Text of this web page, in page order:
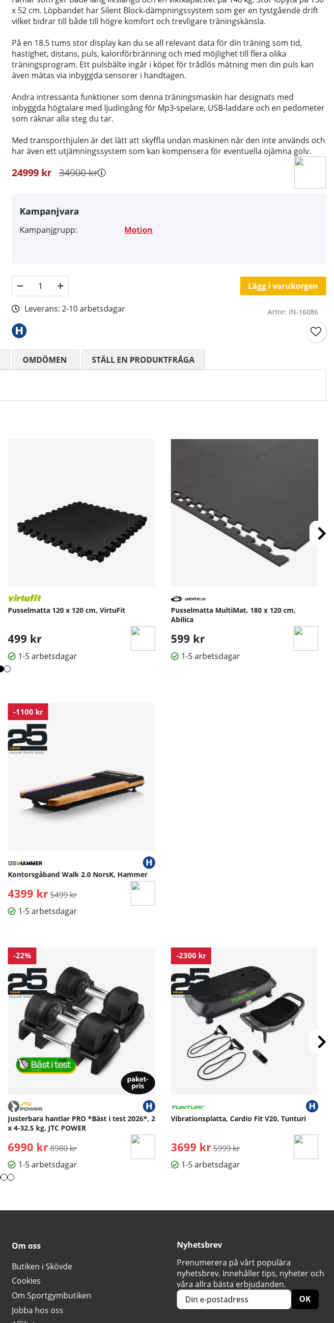
x 52 cm. Löpbandet har Silent Block-dämpningssystem som ger en tystgående drift
vilket bidrar till både till högre komfort och trevligare träningskänsla.
På en 18.5 tums stor display kan du se all relevant data för din träning som tid,
hastighet, distans, puls, kaloriförbränning och med möjlighet till flera olika
träningsprogram. Ett pulsbälte ingår i köpet för trådlös mätning men din puls kan
även mätas via inbyggda sensorer i handtagen.
Andra intressanta funktioner som denna träningsmaskin har designats med
inbyggda högtalare med ljudingång för Mp3-spelare, USB-laddare och en pedometer
som räknar alla steg du tar.
Med transporthjulen är det lätt att skyffla undan maskinen när den inte används och
har även ett utjämningssystem som kan kompensera för eventuella ojämna golv.
34900kr
24999 kr
Kampanjvara
Kampanjgrupp: Motion
Lägg i varukorgen
Leverans: 2-10 arbetsdagar Artnr: IN-16086
OMDÖMEN MEDELBETYG 0 AV 5 ANTAL BETYG 0
STÄLL EN PRODUKTFRÅGA
Pusselmatta 120 x 120 cm, VirtuFit
499 kr
1-5 arbetsdagar
Pusselmatta MultiMat, 180 x 120 cm,
Abilica
599 kr
1-5 arbetsdagar
-1100 kr
Kontorsgåband Walk 2.0 NorsK, Hammer
4399 kr Ordinarie pris:
5499 kr
1-5 arbetsdagar
-22%
Justerbara hantlar PRO *Bäst i test 2026*, 2
x 4-32.5 kg, JTC POWER
6990 kr Ordinarie pris:
8980 kr
1-5 arbetsdagar
-2300 kr
Vibrationsplatta, Cardio Fit V20, Tunturi
3699 kr Ordinarie pris:
5999 kr
1-5 arbetsdagar
Om oss
Butiken i Skövde
Cookies
Om Sportgymbutiken
Jobba hos oss
Nyhetsbrev
Prenumerera på vårt populära
nyhetsbrev. Innehåller tips, nyheter och
våra allra bästa erbjudanden.
OK